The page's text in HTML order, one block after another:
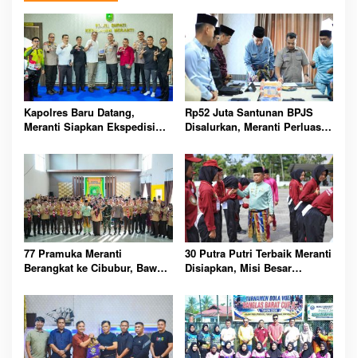
Kapolres Baru Datang,
Meranti Siapkan Ekspedisi
Rp52 Juta Santunan BPJS
Disalurkan, Meranti Perluas
77 Pramuka Meranti
Berangkat ke Cibubur, Bawa
30 Putra Putri Terbaik Meranti
Disiapkan, Misi Besar